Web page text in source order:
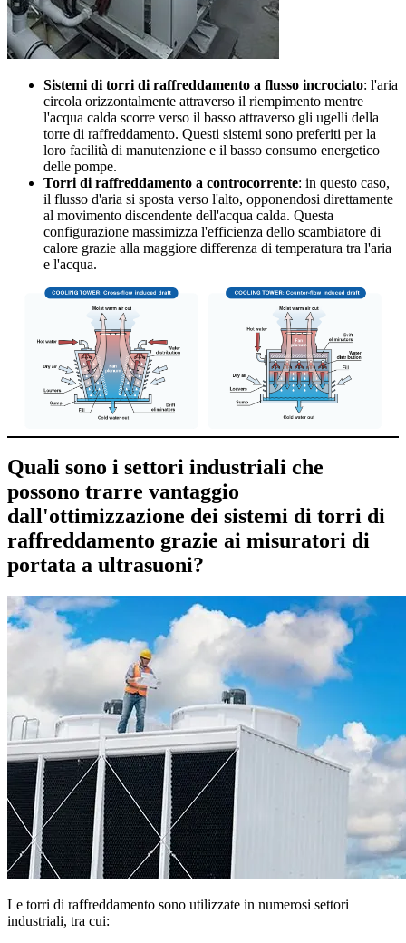
Sistemi di torri di raffreddamento a flusso incrociato: l'aria
circola orizzontalmente attraverso il riempimento mentre
l'acqua calda scorre verso il basso attraverso gli ugelli della
torre di raffreddamento. Questi sistemi sono preferiti per la
loro facilità di manutenzione e il basso consumo energetico
delle pompe.
Torri di raffreddamento a controcorrente: in questo caso,
il flusso d'aria si sposta verso l'alto, opponendosi direttamente
al movimento discendente dell'acqua calda. Questa
configurazione massimizza l'efficienza dello scambiatore di
calore grazie alla maggiore differenza di temperatura tra l'aria
e l'acqua.
Quali sono i settori industriali che
possono trarre vantaggio
dall'ottimizzazione dei sistemi di torri di
raffreddamento grazie ai misuratori di
portata a ultrasuoni?
Le torri di raffreddamento sono utilizzate in numerosi settori
industriali, tra cui: